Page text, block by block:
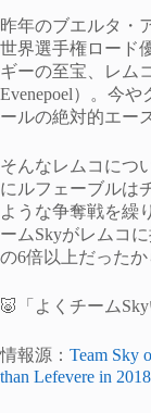
昨年のブエルタ・
世界選手権ロード
ギーの至宝、レム
Evenepoel）。今
ールの絶対的エー
そんなレムコにつ
にルフェーブルは
ような争奪戦を繰
ームSkyがレムコ
の6倍以上だったか
🐷「よくチームSky
情報源： Team Sky
than Lefevere in 2018